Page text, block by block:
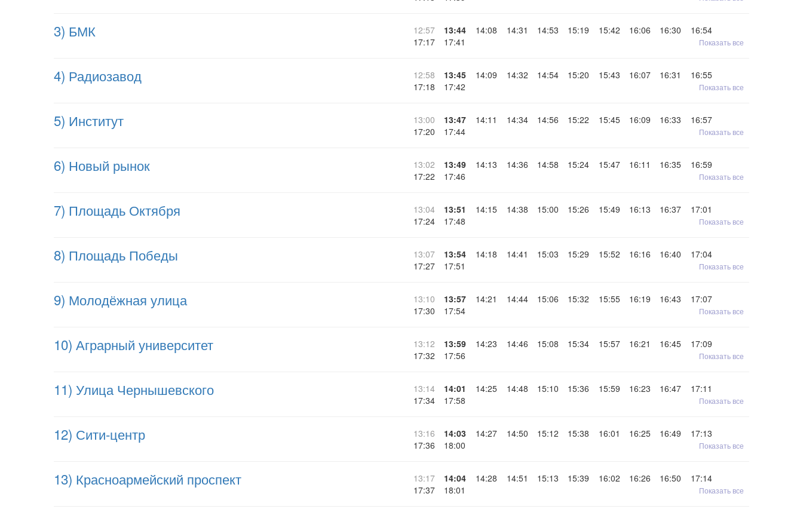
3) БМК 12:57 13:44 14:08 14:31 14:53 15:19 15:42 16:06 16:30
16:54
17:17
17:41 Показать все
4) Радиозавод 12:58 13:45 14:09 14:32 14:54 15:20 15:43 16:07 16:31
16:55
17:18
17:42 Показать все
5) Институт 13:00 13:47 14:11 14:34 14:56 15:22 15:45 16:09 16:33
16:57
17:20
17:44 Показать все
6) Новый рынок 13:02 13:49 14:13 14:36 14:58 15:24 15:47 16:11 16:35
16:59
17:22
17:46 Показать все
7) Площадь Октября 13:04 13:51 14:15 14:38 15:00 15:26 15:49 16:13 16:37
17:01
17:24
17:48 Показать все
8) Площадь Победы 13:07 13:54 14:18 14:41 15:03 15:29 15:52 16:16 16:40
17:04
17:27
17:51 Показать все
9) Молодёжная улица 13:10 13:57 14:21 14:44 15:06 15:32 15:55 16:19 16:43
17:07
17:30
17:54 Показать все
10) Аграрный университет 13:12 13:59 14:23 14:46 15:08 15:34 15:57 16:21 16:45
17:09
17:32
17:56 Показать все
11) Улица Чернышевского 13:14 14:01 14:25 14:48 15:10 15:36 15:59 16:23 16:47
17:11
17:34
17:58 Показать все
12) Сити-центр 13:16 14:03 14:27 14:50 15:12 15:38 16:01 16:25 16:49
17:13
17:36
18:00 Показать все
13) Красноармейский проспект 13:17 14:04 14:28 14:51 15:13 15:39 16:02 16:26 16:50
17:14
17:37
18:01 Показать все